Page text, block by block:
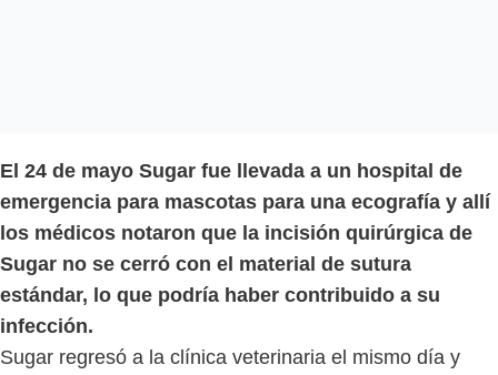
El 24 de mayo Sugar fue llevada a un hospital de
emergencia para mascotas para una ecografía y allí
los médicos notaron que la incisión quirúrgica de
Sugar no se cerró con el material de sutura
estándar, lo que podría haber contribuido a su
infección.
Sugar regresó a la clínica veterinaria el mismo día y